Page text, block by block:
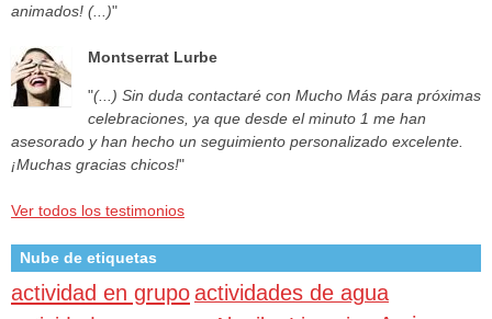
animados! (...)"
Montserrat Lurbe
"(...) Sin duda contactaré con Mucho Más para próximas
celebraciones, ya que desde el minuto 1 me han
asesorado y han hecho un seguimiento personalizado excelente.
¡Muchas gracias chicos!"
Ver todos los testimonios
Nube de etiquetas
actividad en grupoactividades de agua